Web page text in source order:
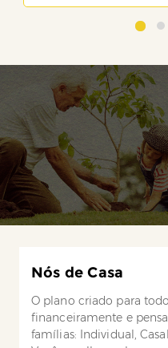
Nós de Casa
O plano criado para
financeiramente e
famílias: Individual,